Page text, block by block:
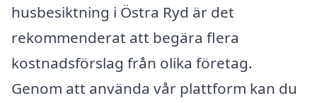
husbesiktning i Östra Ryd är det
rekommenderat att begära flera
kostnadsförslag från olika företag.
Genom att använda vår plattform kan du